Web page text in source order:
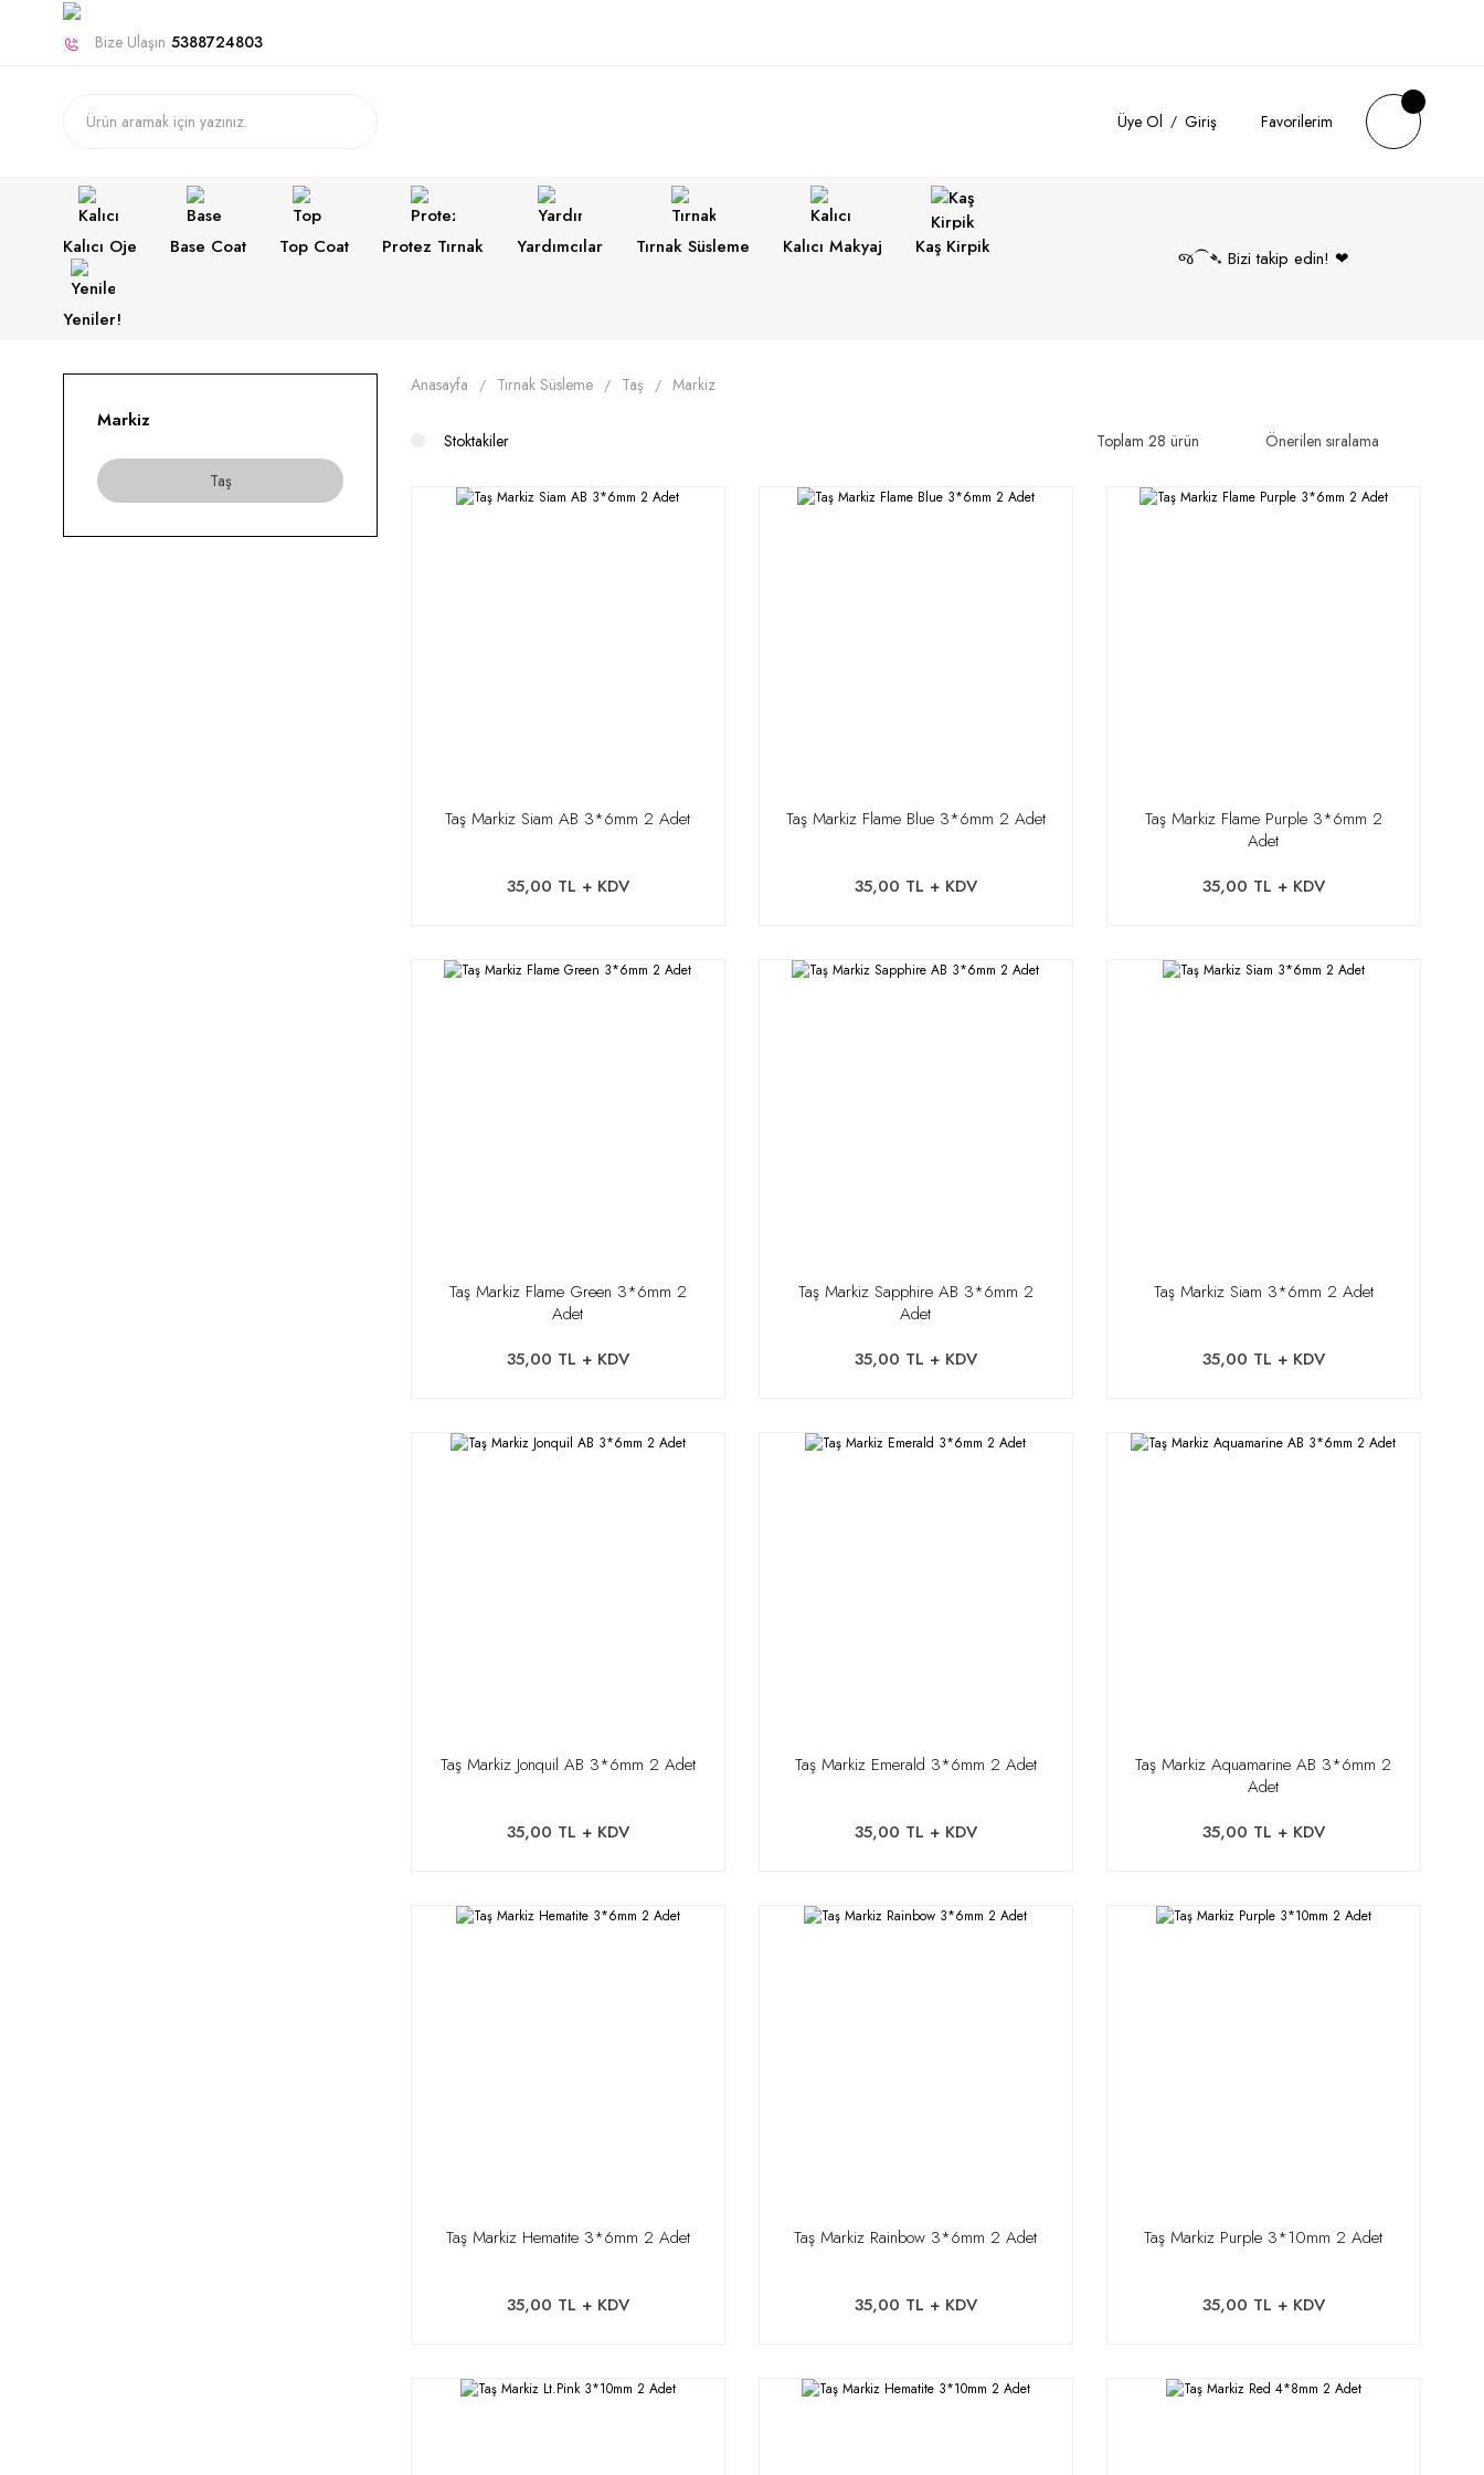
Bize Ulaşın 5388724803
Üye Ol Giriş Favorilerim
Kalıcı Oje Base Coat Top Coat Protez Tırnak Yardımcılar Tırnak Süsleme Kalıcı Makyaj Kaş Kirpik
Yeniler!
જ⁀➴ Bizi takip edin! ❤︎
Markiz
Taş
Anasayfa Tırnak Süsleme Taş Markiz
Stoktakiler Toplam 28 ürün
Taş Markiz Siam AB 3*6mm 2 Adet
35,00 TL + KDV
Taş Markiz Flame Blue 3*6mm 2 Adet
35,00 TL + KDV
Taş Markiz Flame Purple 3*6mm 2
Adet
35,00 TL + KDV
Taş Markiz Flame Green 3*6mm 2
Adet
35,00 TL + KDV
Taş Markiz Sapphire AB 3*6mm 2
Adet
35,00 TL + KDV
Taş Markiz Siam 3*6mm 2 Adet
35,00 TL + KDV
Taş Markiz Jonquil AB 3*6mm 2 Adet
35,00 TL + KDV
Taş Markiz Emerald 3*6mm 2 Adet
35,00 TL + KDV
Taş Markiz Aquamarine AB 3*6mm 2
Adet
35,00 TL + KDV
Taş Markiz Hematite 3*6mm 2 Adet
35,00 TL + KDV
Taş Markiz Rainbow 3*6mm 2 Adet
35,00 TL + KDV
Taş Markiz Purple 3*10mm 2 Adet
35,00 TL + KDV